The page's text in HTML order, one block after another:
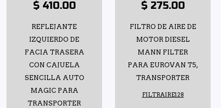
$ 410.00
REFLEJANTE
IZQUIERDO DE
FACIA TRASERA
CON CAJUELA
SENCILLA AUTO
MAGIC PARA
TRANSPORTER
$ 275.00
FILTRO DE AIRE DE
MOTOR DIESEL
MANN FILTER
PARA EUROVAN T5,
TRANSPORTER
FILTRAIRE128